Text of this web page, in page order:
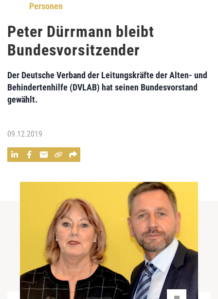
Personen
Peter Dürrmann bleibt
Bundesvorsitzender
Der Deutsche Verband der Leitungskräfte der Alten- und
Behindertenhilfe (DVLAB) hat seinen Bundesvorstand
gewählt.
09.12.2019